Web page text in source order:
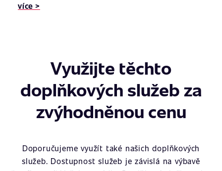
více >
Využijte těchto
doplňkových služeb za
zvýhodněnou cenu
Doporučujeme využít také našich doplňkových
služeb. Dostupnost služeb je závislá na výbavě